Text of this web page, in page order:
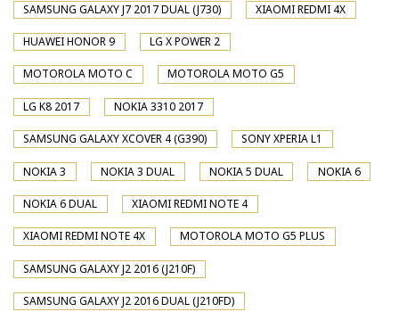
SAMSUNG GALAXY J7 2017 DUAL (J730) XIAOMI REDMI 4X
HUAWEI HONOR 9 LG X POWER 2
MOTOROLA MOTO C MOTOROLA MOTO G5
LG K8 2017 NOKIA 3310 2017
SAMSUNG GALAXY XCOVER 4 (G390) SONY XPERIA L1
NOKIA 3 NOKIA 3 DUAL NOKIA 5 DUAL NOKIA 6
NOKIA 6 DUAL XIAOMI REDMI NOTE 4
XIAOMI REDMI NOTE 4X MOTOROLA MOTO G5 PLUS
SAMSUNG GALAXY J2 2016 (J210F)
SAMSUNG GALAXY J2 2016 DUAL (J210FD)